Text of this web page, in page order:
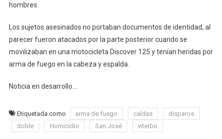
hombres.
Los sujetos asesinados no portaban documentos de identidad, al
parecer fueron atacados por la parte posterior cuando se
movilizaban en una motocicleta Discover 125 y tenían heridas por
arma de fuego en la cabeza y espalda.
Noticia en desarrollo…
Etiquetada como arma de fuego caldas
disparos
doble
Homicidio San José viterbo